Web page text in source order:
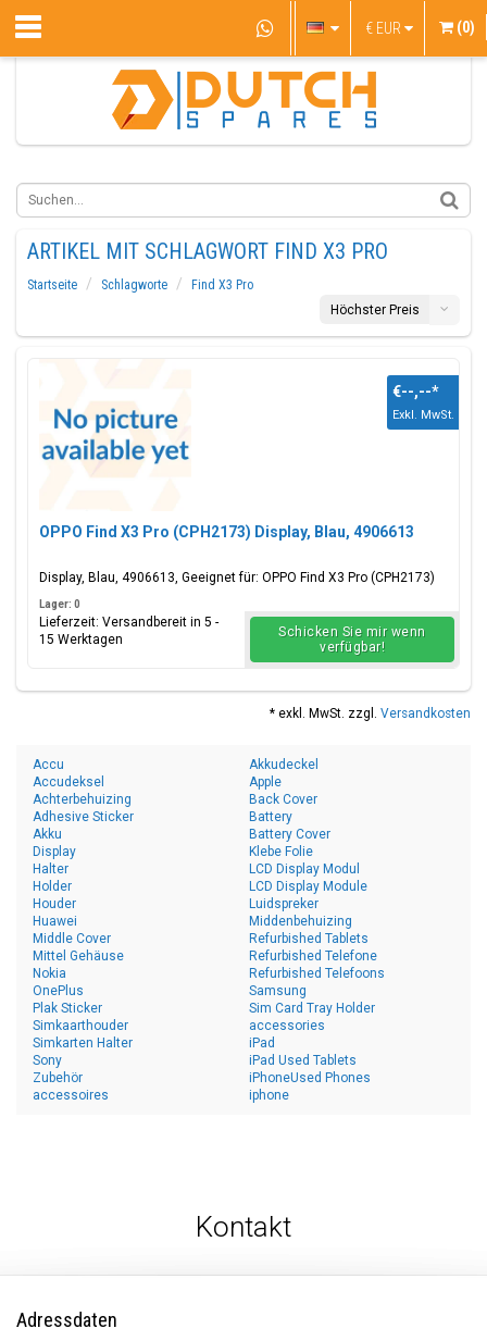
€ EUR (0)
ARTIKEL MIT SCHLAGWORT FIND X3 PRO
Startseite Schlagworte
Find X3 Pro
Höchster Preis
OPPO Find X3 Pro (CPH2173) Display, Blau, 4906613
Display, Blau, 4906613, Geeignet für: OPPO Find X3 Pro (CPH2173)
€--,--*
Exkl. MwSt.
Lager: 0
Lieferzeit: Versandbereit in 5 -
15 Werktagen
Schicken Sie mir wenn
verfügbar!
* exkl. MwSt. zzgl. Versandkosten
Accu
Accudeksel
Achterbehuizing
Adhesive Sticker
Akku
Akkudeckel
Apple
Back Cover
Battery
Battery Cover
Display
Halter
Holder
Houder
Huawei
Klebe Folie
LCD Display Modul
LCD Display Module
Luidspreker
Middenbehuizing
Middle Cover
Mittel Gehäuse
Nokia
OnePlus
Plak Sticker
Refurbished Tablets
Refurbished Telefone
Refurbished Telefoons
Samsung
Sim Card Tray Holder
Simkaarthouder
Simkarten Halter
Sony
Zubehör
accessoires
accessories
iPad
iPad Used Tablets
iPhoneUsed Phones
iphone
Kontakt
Adressdaten